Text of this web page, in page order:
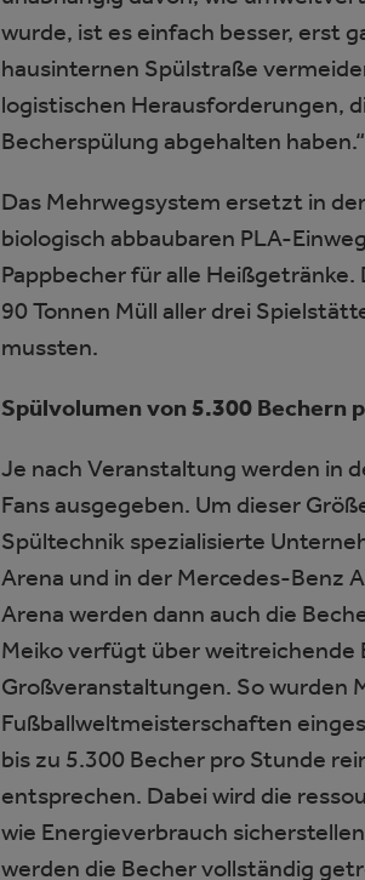
wurde, ist es einfach besser, erst
hausinternen Spülstraße
logistischen Herausforderungen,
Becherspülung abgehalten haben.“
Das Mehrwegsystem ersetzt in
biologisch abbaubaren PLA-
Pappbecher für alle
90 Tonnen Müll aller drei
mussten.
Spülvolumen von 5.300 Bechern
Je nach Veranstaltung werden in
Fans ausgegeben. Um dieser
Spültechnik spezialisierte
Arena und in der Mercedes-Benz
Arena werden dann auch die
Meiko verfügt über weitreichende
Großveranstaltungen. So wurden
Fußballweltmeisterschaften
bis zu 5.300 Becher pro Stunde
entsprechen. Dabei wird die
wie Energieverbrauch
werden die Becher vollständig